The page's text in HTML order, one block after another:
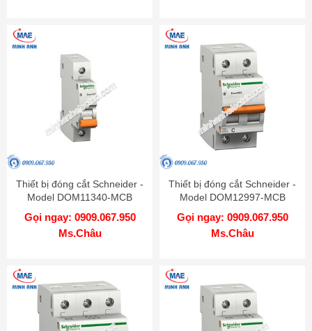
Thiết bị đóng cắt Schneider -
Model DOM11340-MCB
Gọi ngay: 0909.067.950
Ms.Châu
Thiết bị đóng cắt Schneider -
Model DOM12997-MCB
Gọi ngay: 0909.067.950
Ms.Châu